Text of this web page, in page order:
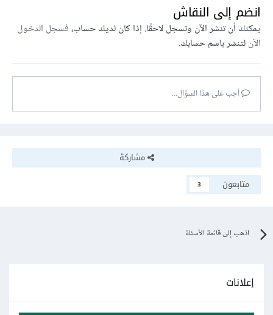
انضم إلى النقاش
يمكنك أن تنشر الآن وتسجل لاحقًا. إذا كان لديك حساب،فسجل الدخول
الآنلتنشر باسم حسابك.
أجب على هذا السؤال...
مشاركة
متابعون
3
اذهب إلى قائمة الأسئلة
إعلانات